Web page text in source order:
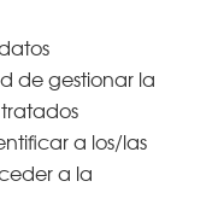
de gestionar la
a los/las
a la